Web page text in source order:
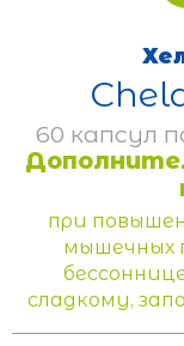
60 капсул
при
мышечных
сладкому,